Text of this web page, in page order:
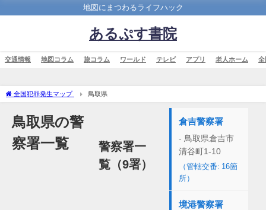
地図にまつわるライフハック
あるぷす書院
交通情報 地図コラム 旅コラム ワールド テレビ アプリ 老人ホーム 全
全国犯罪発生マップ 鳥取県
鳥取県の警
察署一覧
警察署一
覧（9署）
倉吉警察署
- 鳥取県倉吉市
清谷町1-10
（管轄交番: 16箇
所）
境港警察署